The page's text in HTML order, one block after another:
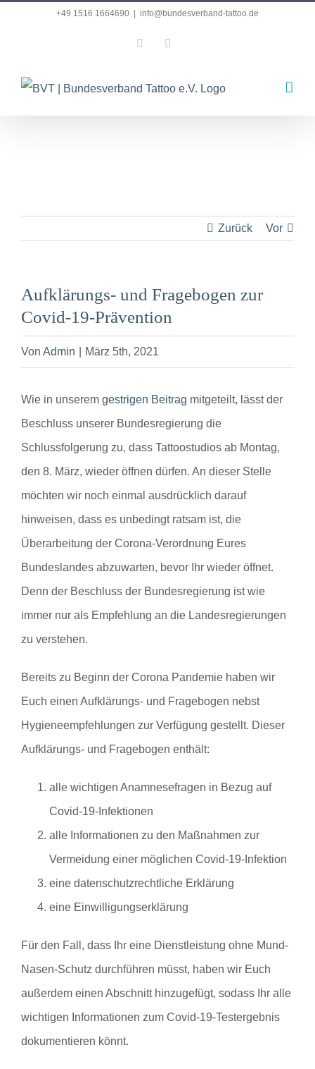
+49 1516 1664690 info@bundesverband-tattoo.de
Facebook
Zurück Vor
Aufklärungs- und Fragebogen zur
Covid-19-Prävention
Von Admin März 5th, 2021
Wie in unserem gestrigen Beitrag mitgeteilt, lässt der
Beschluss unserer Bundesregierung die
Schlussfolgerung zu, dass Tattoostudios ab Montag,
den 8. März, wieder öffnen dürfen. An dieser Stelle
möchten wir noch einmal ausdrücklich darauf
hinweisen, dass es unbedingt ratsam ist, die
Überarbeitung der Corona-Verordnung Eures
Bundeslandes abzuwarten, bevor Ihr wieder öffnet.
Denn der Beschluss der Bundesregierung ist wie
immer nur als Empfehlung an die Landesregierungen
zu verstehen.
Bereits zu Beginn der Corona Pandemie haben wir
Euch einen Aufklärungs- und Fragebogen nebst
Hygieneempfehlungen zur Verfügung gestellt. Dieser
Aufklärungs- und Fragebogen enthält:
alle wichtigen Anamnesefragen in Bezug auf
Covid-19-Infektionen
alle Informationen zu den Maßnahmen zur
Vermeidung einer möglichen Covid-19-Infektion
eine datenschutzrechtliche Erklärung
eine Einwilligungserklärung
Für den Fall, dass Ihr eine Dienstleistung ohne Mund-
Nasen-Schutz durchführen müsst, haben wir Euch
außerdem einen Abschnitt hinzugefügt, sodass Ihr alle
wichtigen Informationen zum Covid-19-Testergebnis
dokumentieren könnt.